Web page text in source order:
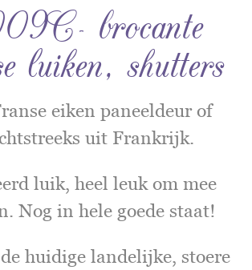
brocante
luiken, shutters
eiken paneeldeur of
uit Frankrijk.
luik, heel leuk om mee
Nog in hele goede staat!
huidige landelijke, stoere